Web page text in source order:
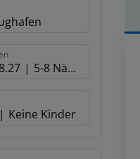
5-8 Nächte
Keine Kinder